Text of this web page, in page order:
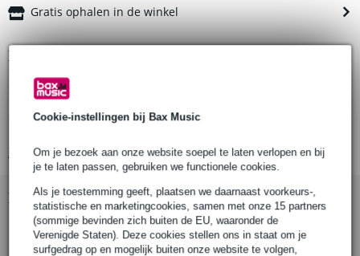
Cookie-instellingen bij Bax Music
Om je bezoek aan onze website soepel te laten verlopen en bij
je te laten passen, gebruiken we functionele cookies.
Als je toestemming geeft, plaatsen we daarnaast voorkeurs-,
statistische en marketingcookies, samen met onze 15 partners
(sommige bevinden zich buiten de EU, waaronder de
Verenigde Staten). Deze cookies stellen ons in staat om je
surfgedrag op en mogelijk buiten onze website te volgen,
Gratis ophalen in de winkel
Productinformatie
Producttype: Statieven en accessoires
Materiaal: Aluminium
Bekijk alle productspecificaties
Bekijk ook eens (1)